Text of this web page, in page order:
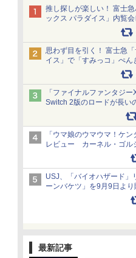
推し探しが楽しい！ 富士
ックス パラダイス」内覧
思わず目を引く！ 富士急
イス」で「すみっコ」ぺん
ッグを食べてみた イラス
ー化に挑戦。これが意外に
pic.x.com/Kgl04hZaeg
「ファイナルファンタジ
Switch 2版のロードが長
アップデートできるよう対
「ウマ娘のウマウマ！ケ
レビュー カーネル・ゴル
パッケージや描き下ろし
USJ、「バイオハザード」
ーンバケツ」を9月9日よ
組み。味は恐怖を堪のう
最新記事